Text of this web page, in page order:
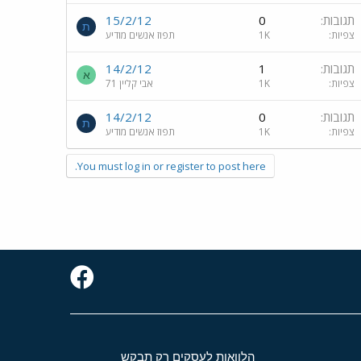
תגובות 0
צפיות 1K
15/2/12
תפוז אנשים מודיע
ת
תגובות 1
צפיות 1K
14/2/12
אבי קליין 71
א
תגובות 0
צפיות 1K
14/2/12
תפוז אנשים מודיע
ת
You must log in or register to post here.
הלוואות לעסקים רק תבקש